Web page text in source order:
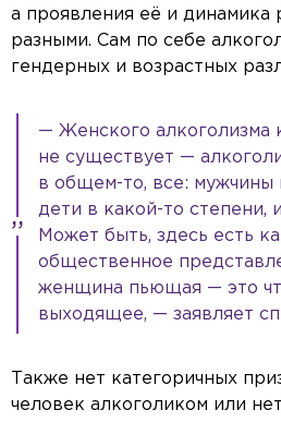
а проявления её и динамика
разными. Сам по себе
гендерных и возрастных
— Женского алкоголизма
не существует —
в общем-то, все:
дети в какой-то степени,
Может быть, здесь есть
общественное
женщина пьющая — это
выходящее, — заявляет
Также нет категоричных
человек алкоголиком или